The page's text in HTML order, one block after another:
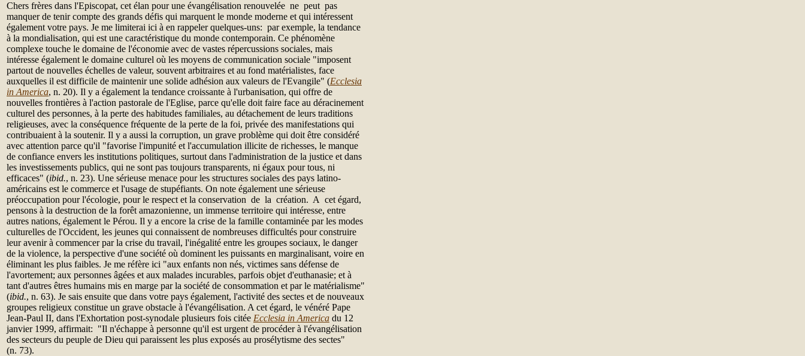
Chers frères dans l'Episcopat, cet élan pour une évangélisation renouvelée ne peut pas
manquer de tenir compte des grands défis qui marquent le monde moderne et qui intéressent
également votre pays. Je me limiterai ici à en rappeler quelques-uns: par exemple, la tendance
à la mondialisation, qui est une caractéristique du monde contemporain. Ce phénomène
complexe touche le domaine de l'économie avec de vastes répercussions sociales, mais
intéresse également le domaine culturel où les moyens de communication sociale "imposent
partout de nouvelles échelles de valeur, souvent arbitraires et au fond matérialistes, face
auxquelles il est difficile de maintenir une solide adhésion aux valeurs de l'Evangile" (Ecclesia
in America, n. 20). Il y a également la tendance croissante à l'urbanisation, qui offre de
nouvelles frontières à l'action pastorale de l'Eglise, parce qu'elle doit faire face au déracinement
culturel des personnes, à la perte des habitudes familiales, au détachement de leurs traditions
religieuses, avec la conséquence fréquente de la perte de la foi, privée des manifestations qui
contribuaient à la soutenir. Il y a aussi la corruption, un grave problème qui doit être considéré
avec attention parce qu'il "favorise l'impunité et l'accumulation illicite de richesses, le manque
de confiance envers les institutions politiques, surtout dans l'administration de la justice et dans
les investissements publics, qui ne sont pas toujours transparents, ni égaux pour tous, ni
efficaces" (ibid., n. 23). Une sérieuse menace pour les structures sociales des pays latino-
américains est le commerce et l'usage de stupéfiants. On note également une sérieuse
préoccupation pour l'écologie, pour le respect et la conservation de la création. A cet égard,
pensons à la destruction de la forêt amazonienne, un immense territoire qui intéresse, entre
autres nations, également le Pérou. Il y a encore la crise de la famille contaminée par les modes
culturelles de l'Occident, les jeunes qui connaissent de nombreuses difficultés pour construire
leur avenir à commencer par la crise du travail, l'inégalité entre les groupes sociaux, le danger
de la violence, la perspective d'une société où dominent les puissants en marginalisant, voire en
éliminant les plus faibles. Je me réfère ici "aux enfants non nés, victimes sans défense de
l'avortement; aux personnes âgées et aux malades incurables, parfois objet d'euthanasie; et à
tant d'autres êtres humains mis en marge par la société de consommation et par le matérialisme"
(ibid., n. 63). Je sais ensuite que dans votre pays également, l'activité des sectes et de nouveaux
groupes religieux constitue un grave obstacle à l'évangélisation. A cet égard, le vénéré Pape
Jean-Paul II, dans l'Exhortation post-synodale plusieurs fois citée Ecclesia in America du 12
janvier 1999, affirmait: "Il n'échappe à personne qu'il est urgent de procéder à l'évangélisation
des secteurs du peuple de Dieu qui paraissent les plus exposés au prosélytisme des sectes"
(n. 73).